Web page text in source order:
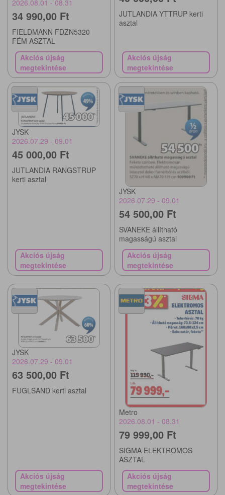
2026.08.01 - 08.31
34 990,00 Ft
FIELDMANN FDZN5320
FÉM ASZTAL
Akciós újság
megtekintése
JUTLANDIA YTTRUP kerti
asztal
Akciós újság
megtekintése
JYSK
2026.07.29 - 09.01
45 000,00 Ft
JUTLANDIA RANGSTRUP
kerti asztal
Akciós újság
megtekintése
JYSK
2026.07.29 - 09.01
54 500,00 Ft
SVANEKE állítható
magasságú asztal
Akciós újság
megtekintése
JYSK
2026.07.29 - 09.01
63 500,00 Ft
FUGLSAND kerti asztal
Akciós újság
megtekintése
Metro
2026.08.01 - 08.31
79 999,00 Ft
SIGMA ELEKTROMOS
ASZTAL
Akciós újság
megtekintése